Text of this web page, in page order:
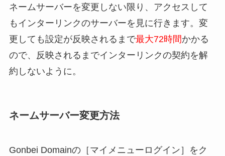
ネームサーバーを変更しない限り、アクセスして
もインターリンクのサーバーを見に行きます。変
更しても設定が反映されるまで最大72時間かかる
ので、反映されるまでインターリンクの契約を解
約しないように。
ネームサーバー変更方法
Gonbei Domainの［マイメニューログイン］をク